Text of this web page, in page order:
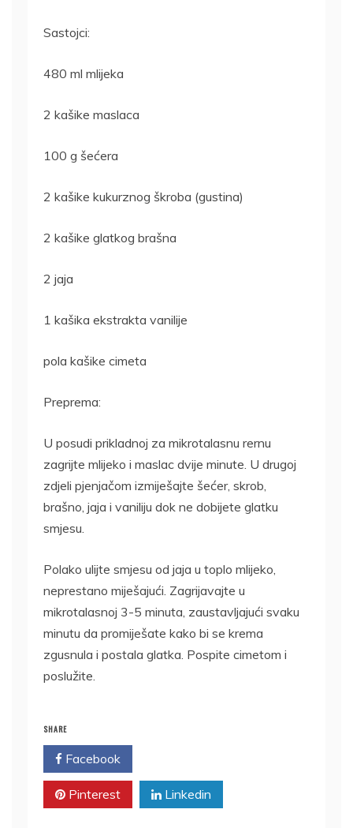
Sastojci:
480 ml mlijeka
2 kašike maslaca
100 g šećera
2 kašike kukurznog škroba (gustina)
2 kašike glatkog brašna
2 jaja
1 kašika ekstrakta vanilije
pola kašike cimeta
Preprema:
U posudi prikladnoj za mikrotalasnu rernu
zagrijte mlijeko i maslac dvije minute. U drugoj
zdjeli pjenjačom izmiješajte šećer, skrob,
brašno, jaja i vaniliju dok ne dobijete glatku
smjesu.
Polako ulijte smjesu od jaja u toplo mlijeko,
neprestano miješajući. Zagrijavajte u
mikrotalasnoj 3-5 minuta, zaustavljajući svaku
minutu da promiješate kako bi se krema
zgusnula i postala glatka. Pospite cimetom i
poslužite.
SHARE
Facebook
Pinterest Linkedin